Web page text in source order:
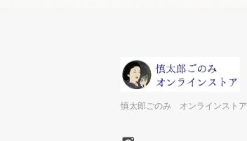
慎太郎ごのみ オンラインストア